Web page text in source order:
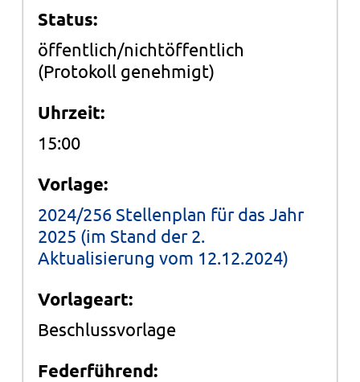
Status:
öffentlich/nichtöffentlich
(Protokoll genehmigt)
Uhrzeit:
15:00
Vorlage:
2024/256 Stellenplan für das Jahr
2025 (im Stand der 2.
Aktualisierung vom 12.12.2024)
Vorlageart:
Beschlussvorlage
Federführend: